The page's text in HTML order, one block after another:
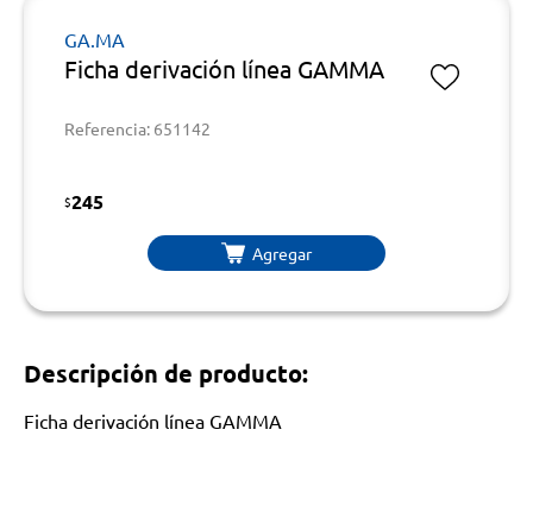
GA.MA
Ficha derivación línea GAMMA
Referencia: 651142
$245
Agregar
Descripción de producto:
Ficha derivación línea GAMMA